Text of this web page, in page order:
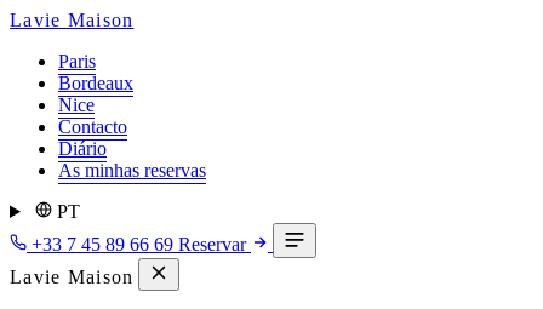
Lavie Maison
Paris
Bordeaux
Nice
Contacto
Diário
As minhas reservas
PT
+33 7 45 89 66 69 Reservar
Lavie Maison